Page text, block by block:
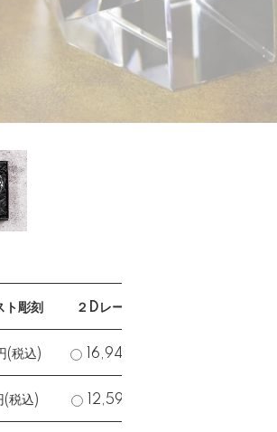
ト彫刻 ２Dレーザー彫刻
(税込) 16,940円(税込)
(税込) 12,595円(税込)